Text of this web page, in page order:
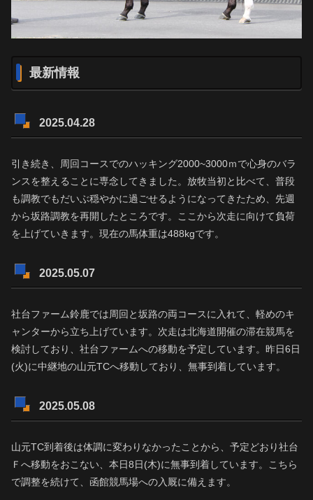
最新情報
2025.04.28
引き続き、周回コースでのハッキング2000~3000ｍで心身のバラ
ンスを整えることに専念してきました。放牧当初と比べて、普段
も調教でもだいぶ穏やかに過ごせるようになってきたため、先週
から坂路調教を再開したところです。ここから次走に向けて負荷
を上げていきます。現在の馬体重は488kgです。
2025.05.07
社台ファーム鈴鹿では周回と坂路の両コースに入れて、軽めのキ
ャンターから立ち上げています。次走は北海道開催の滞在競馬を
検討しており、社台ファームへの移動を予定しています。昨日6日
(火)に中継地の山元TCへ移動しており、無事到着しています。
2025.05.08
山元TC到着後は体調に変わりなかったことから、予定どおり社台
Ｆへ移動をおこない、本日8日(木)に無事到着しています。こちら
で調整を続けて、函館競馬場への入厩に備えます。